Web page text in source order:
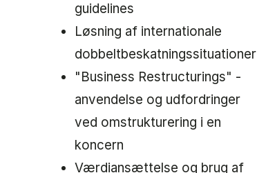
guidelines
Løsning af internationale
dobbeltbeskatningssituationer
"Business Restructurings" -
anvendelse og udfordringer
ved omstrukturering i en
koncern
Værdiansættelse og brug af